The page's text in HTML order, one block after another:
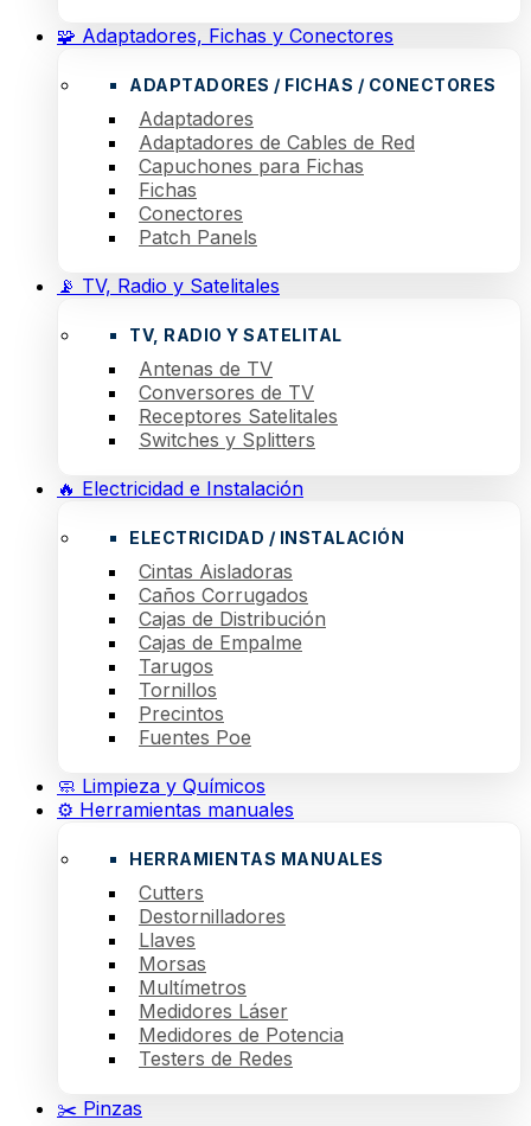
🧩 Adaptadores, Fichas y Conectores
ADAPTADORES / FICHAS / CONECTORES
Adaptadores
Adaptadores de Cables de Red
Capuchones para Fichas
Fichas
Conectores
Patch Panels
📡 TV, Radio y Satelitales
TV, RADIO Y SATELITAL
Antenas de TV
Conversores de TV
Receptores Satelitales
Switches y Splitters
🔥 Electricidad e Instalación
ELECTRICIDAD / INSTALACIÓN
Cintas Aisladoras
Caños Corrugados
Cajas de Distribución
Cajas de Empalme
Tarugos
Tornillos
Precintos
Fuentes Poe
🧼 Limpieza y Químicos
⚙️ Herramientas manuales
HERRAMIENTAS MANUALES
Cutters
Destornilladores
Llaves
Morsas
Multímetros
Medidores Láser
Medidores de Potencia
Testers de Redes
✂️ Pinzas